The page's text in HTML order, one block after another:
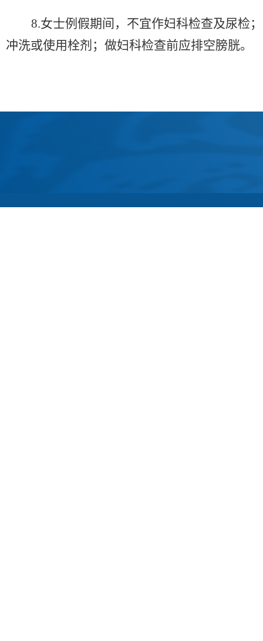
8.女士例假期间，不宜作妇科检查及尿检
冲洗或使用栓剂；做妇科检查前应排空膀胱。